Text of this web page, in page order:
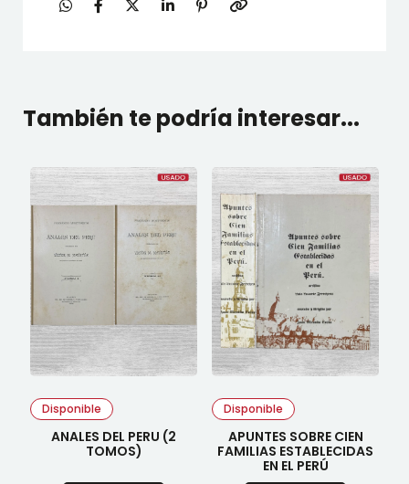
También te podría interesar...
Disponible
ANALES DEL PERU (2
TOMOS)
Disponible
APUNTES SOBRE CIEN
FAMILIAS ESTABLECIDAS
EN EL PERÚ